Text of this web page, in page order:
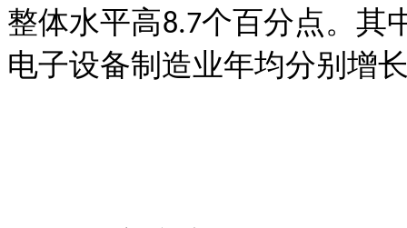
整体水平高8.7个百分点。其
电子设备制造业年均分别增长